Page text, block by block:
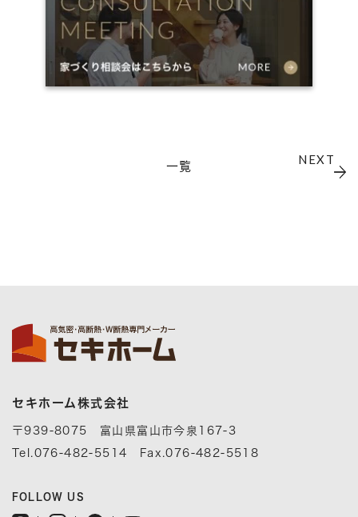
一覧 NEXT
セキホーム株式会社
〒939-8075 富山県富山市今泉167-3
Tel.076-482-5514 Fax.076-482-5518
FOLLOW US